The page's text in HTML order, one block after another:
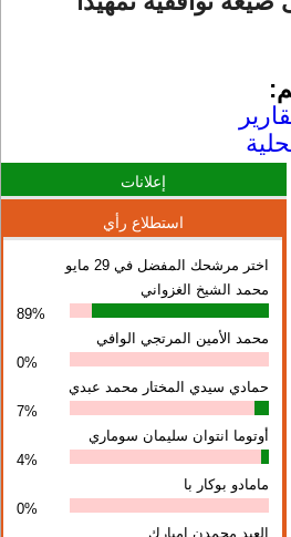
إعلانات
استطلاع رأي
اختر مرشحك المفضل في 29 مايو
محمد الشيخ الغزواني
89%
محمد الأمين المرتجي الوافي
0%
حمادي سيدي المختار محمد عبدي
7%
أوتوما انتوان سلیمان سوماري
4%
مامادو بوكار با
0%
العيد محمدن امبارك